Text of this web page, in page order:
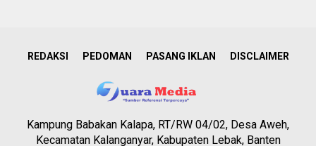
REDAKSI PEDOMAN PASANG IKLAN DISCLAIMER
Kampung Babakan Kalapa, RT/RW 04/02, Desa Aweh,
Kecamatan Kalanganyar, Kabupaten Lebak, Banten